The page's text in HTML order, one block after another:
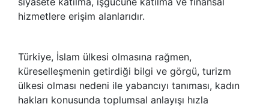
hizmetlere erişim alanlarıdır.
Türkiye, İslam ülkesi olmasına rağmen,
küreselleşmenin getirdiği bilgi ve görgü, turizm
ülkesi olması nedeni ile yabancıyı tanıması, kadın
hakları konusunda toplumsal anlayışı hızla